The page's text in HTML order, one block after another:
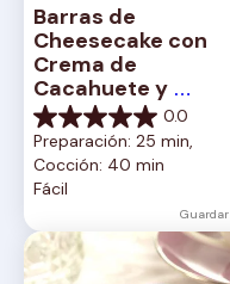
Barras de
Cheesecake con
Crema de
Cacahuete y
Chocolate
0.0
0.0
de
5
estrellas.
Preparación: 25 min,
Cocción: 40 min
Fácil
Guardar